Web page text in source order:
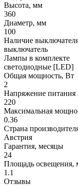
Высота, мм
360
Диаметр, мм
100
Наличие
выключатель
Лампы в комплекте
светодиодные [LED]
Общая мощность, Вт
2
Напряжение
220
Максимальная
0.36
Страна
Австрия
Гарантия, месяцы
24
Площадь освещения,
1.1
Отзывы